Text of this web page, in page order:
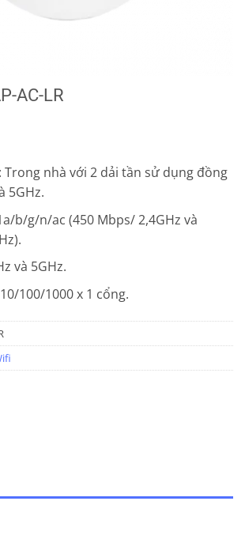
AC-LR
Trong nhà với 2 dải tần sử dụng đồng
5GHz.
b/g/n/ac (450 Mbps/ 2,4GHz và
và 5GHz.
100/1000 x 1 cổng.